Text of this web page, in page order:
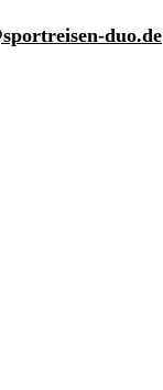
duo.de